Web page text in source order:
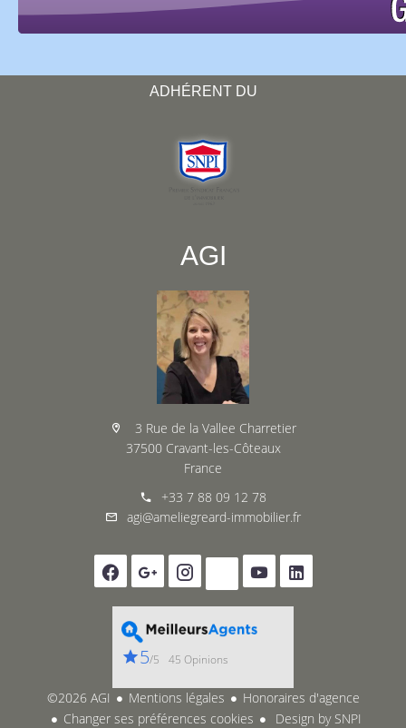
ADHÉRENT DU
AGI
3 Rue de la Vallee Charretier
37500 Cravant-les-Côteaux
France
+33 7 88 09 12 78
agi@ameliegreard-immobilier.fr
5/5 45 Opinions
©2026 AGI Mentions légales
Honoraires d'agence
Changer ses préférences cookies
Design by SNPI